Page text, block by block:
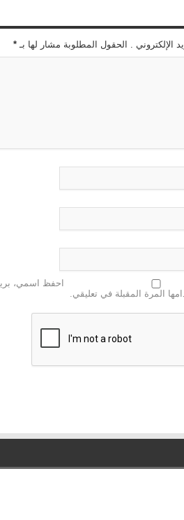
الإلكتروني . الحقول المطلوبة مشار لها بـ *
احفظ اسمي،
المرة المقبلة في تعليقي.